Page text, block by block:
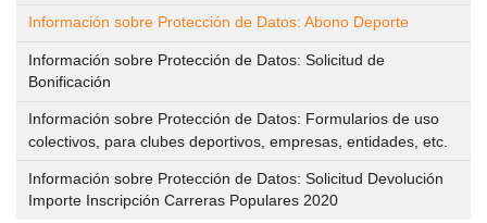
Registro
de
apertura
de
los
del
Trámites
en
línea
centros
deportivos
municipales
Reserva
y
Gestión
de
deportivos
en
Información sobre Protección de Datos: Abono Deporte
Información sobre Protección de Datos: Solicitud de
Bonificación
Información sobre Protección de Datos: Formularios de uso
colectivos, para clubes deportivos, empresas, entidades, etc.
Información sobre Protección de Datos: Solicitud Devolución
Importe Inscripción Carreras Populares 2020